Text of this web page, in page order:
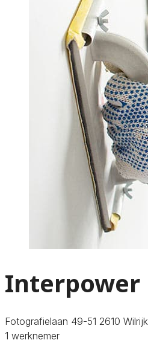
Interpower
Fotografielaan 49-51 2610 Wilrijk
1 werknemer